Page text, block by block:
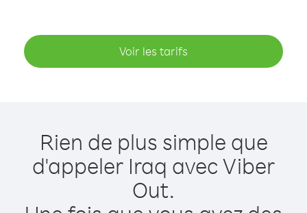
Voir les tarifs
Rien de plus simple que
d'appeler Iraq avec Viber
Out.